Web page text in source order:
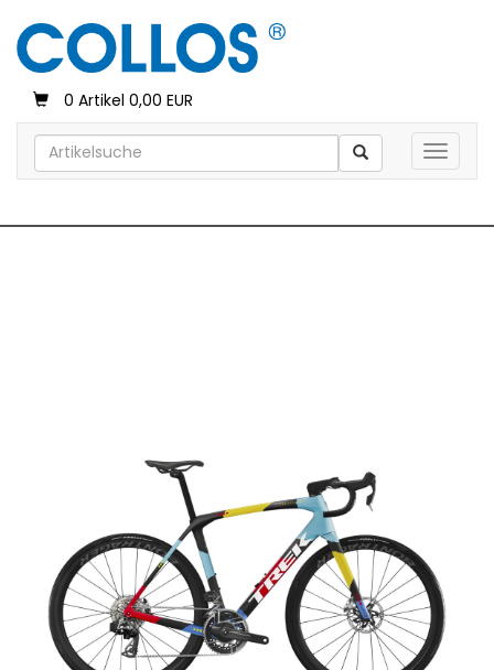
0 Artikel 0,00 EUR
Toggle